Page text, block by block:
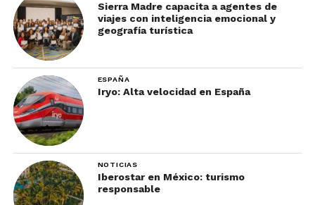
Sierra Madre capacita a agentes de
viajes con inteligencia emocional y
geografía turística
ESPAÑA
Iryo: Alta velocidad en España
NOTICIAS
Iberostar en México: turismo
responsable